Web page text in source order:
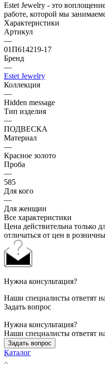
Estet Jewelry - это
работе, которой мы
Характеристики
Артикул
—
01П614219-17
Бренд
—
Estet Jewelry
Коллекция
—
Hidden message
Тип изделия
—
ПОДВЕСКА
Материал
—
Красное золото
Проба
—
585
Для кого
—
Для женщин
Все характеристики
Цена действительна только
отличаться от цен в
Нужна консультация?
Наши специалисты ответят
Задать вопрос
Нужна консультация?
Наши специалисты ответят
Задать вопрос
Каталог